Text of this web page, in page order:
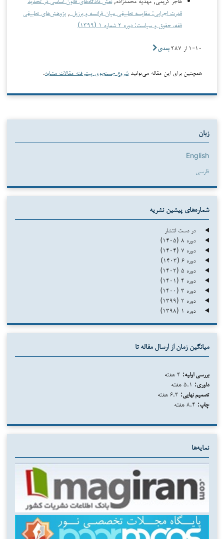
قدرت اجرایی: مقایسه تطبیقی میان فرانسه و برزیل , پژوهش‌های تطبیقی
فقه، حقوق و سیاست: دوره ۲ شماره ۱ (۱۳۹۹)
۱-۱۰ از ۳۸۷ بعدی
همچنین برای این مقاله می‌توانید شروع جستجوی پیشرفته مقالات مشابه.
زبان
English
فارسی
شماره‌های پیشین نشریه
در دست انتشار
دوره ۸ (۱۴۰۵)
دوره ۷ (۱۴۰۴)
دوره ۶ (۱۴۰۳)
دوره ۵ (۱۴۰۲)
دوره ۴ (۱۴۰۱)
دوره ۳ (۱۴۰۰)
دوره ۲ (۱۳۹۹)
دوره ۱ (۱۳۹۸)
میانگین زمان از ارسال مقاله تا
بررسی اولیه:
داوری:
تصمیم نهایی:
چاپ:
نمایه‌ها